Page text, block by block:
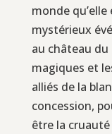
monde
mystérieux
au château du
magiques et
alliés de la
concession,
être la